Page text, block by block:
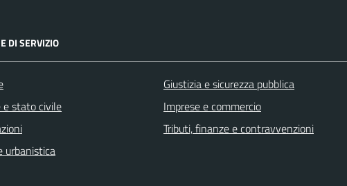
DI SERVIZIO
e stato civile
urbanistica
Giustizia e sicurezza pubblica
Imprese e commercio
Tributi, finanze e contravvenzioni